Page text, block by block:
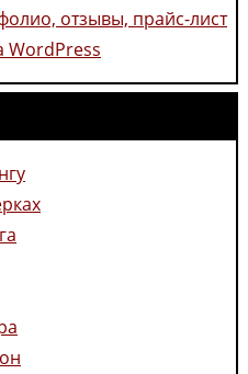
отзывы, прайс-лист
WordPress